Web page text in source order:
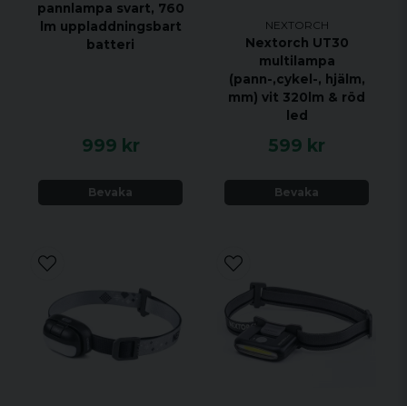
pannlampa svart, 760
lm uppladdningsbart
batteri
999 kr
Bevaka
NEXTORCH
Nextorch UT30
multilampa
(pann-,cykel-, hjälm,
mm) vit 320lm & röd
led
599 kr
Bevaka